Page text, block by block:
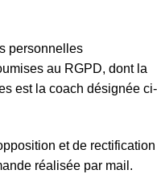
personnelles
au RGPD, dont la
est la coach désignée ci-
et de rectification
réalisée par mail.